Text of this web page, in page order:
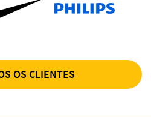
OS CLIENTES